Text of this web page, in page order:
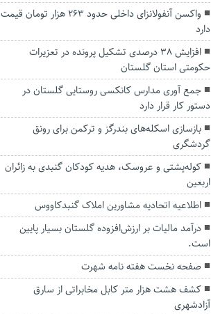
واکسن آنفولانزای داخلی حدود ۲۶۳ هزار تومان قیمت
دارد
افزایش ۳۸ درصدی تشکیل پرونده در تعزیرات
حکومتی استان گلستان
جمع آوری مدارس کانکسی روستایی گلستان در
دستور کار قرار دارد
بازسازی اسکله‌های بندرگز و ترکمن برای رونق
گردشگری
کوله‌پشتی و عروسک، هدیه کودکان گنبدی به زائران
اربعین
اطلاعیه اتحادیه مشاورین املاک گنبدکاووس
درآمد مالیات بر ارزش‌افزوده گلستان بسیار پایین
است.
صفحه نخست هفته نامه شهرت
کشف هشت هزار متر کابل مخابراتی از سارق
آزادشهری